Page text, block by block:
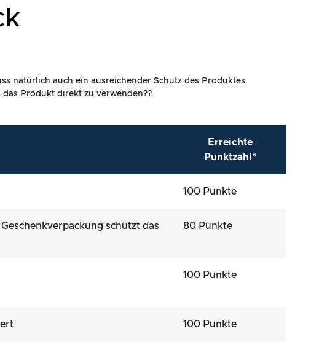
natürlich auch ein ausreichender Schutz des Produktes
Produkt direkt zu verwenden??
Erreichte
Punktzahl*
100 Punkte
schützt das
80 Punkte
100 Punkte
100 Punkte